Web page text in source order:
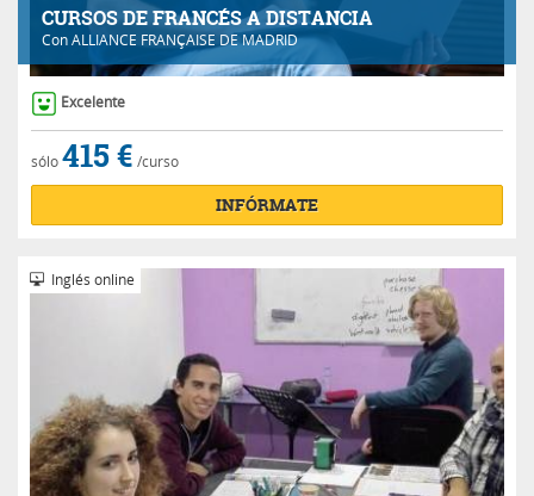
CURSOS DE FRANCÉS A DISTANCIA
ConALLIANCE FRANÇAISE DE MADRID
Excelente
sólo415 € /curso
INFÓRMATE
Inglés online